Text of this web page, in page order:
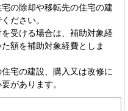
の除却や移転先の住宅の建
ださい。
受ける場合は、補助対象経
額を補助対象経費としま
宅の建設、購入又は改修に
があります。